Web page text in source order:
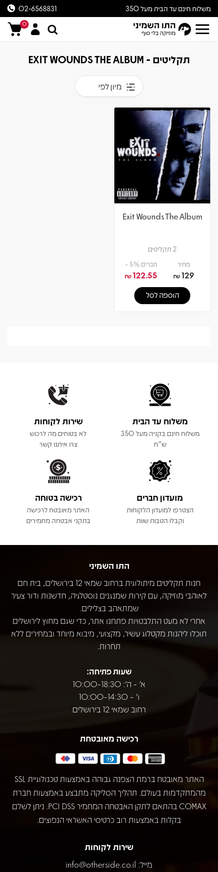
משלוח חינם עד הבית מעל 350
ש״ח
02-6568831
0
תקליטים - EXIT WOUNDS THE ALBUM
מיון לפי
Exit Wounds The Album
2 תקליטים
מחיר
129
₪
חברים 5% -
122.55
₪
הוספה לסל
משלוח עד הבית
משלוח חינם בקניה מעל 350
ש"ח
שירות לקוחות
לא בטוחים מה לרכוש
צרו איתנו קשר
מועדון חברים
הצטרפו למועדון הלקוחות
וקבלו הטבות שוות
רכישה בטוחה
האתר מאובטח לרכישה
בתקני אבטחה מחמירים
התו השמיני
חנות תקליטים מיתולוגית ברחוב שמאי 12 בירושלים, בית חם
לאוהבי מוזיקה, עם קירות שמנגנים נוסטלגיה, חדשנות ודור צעיר
שמתאהב בצלילים.
אחרי לא מעט התלבטויות פתחנו אתר, כדי שגם מחוץ לירושלים
תוכלו ליהנות מקטלוג עשיר, מקצועי, מיבוא מיוחד ובמחירים ללא
תחרות.
שעות פתיחה:
א' - ה': 10:00-18:30
ו' - 10:00-14:30
רחוב שמאי 12 בירושלים
רכישה מאובטחת
האתר מאובטח ברמת הצפנה גבוהה באמצעות טכנולוגיית SSL
מהמתקדמות בעולם. תהליך הסליקה מתבצע באמצעות חברת
COMAX בהתאם לתקן האבטחה המחמיר PCI DSS. ניתן לשלם
בקלות באמצעות רוב כרטיסי האשראי הנפוצים.
שירות לקוחות
מייל: info@otherside.co.il